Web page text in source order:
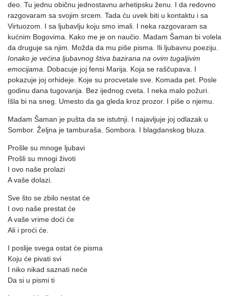
deo. Tu jednu običnu jednostavnu arhetipsku ženu. I da redovno
razgovaram sa svojim srcem. Tada ću uvek biti u kontaktu i sa
Virtuozom. I sa ljubavlju koju smo imali. I neka razgovaram sa
kućnim Bogovima. Kako me je on naučio. Madam Šaman bi volela
da druguje sa njim. Možda da mu piše pisma. Ili ljubavnu poeziju.
Ionako je većina ljubavnog štiva bazirana na ovim tugaljivim
emocijama. Dobacuje joj fensi Marija. Koja se raščupava. I
pokazuje joj orhideje. Koje su procvetale sve. Komada pet. Posle
godinu dana tugovanja. Bez ijednog cveta. I neka malo požuri.
Išla bi na sneg. Umesto da ga gleda kroz prozor. I piše o njemu.
Madam Šaman je pušta da se istutnji. I najavljuje joj odlazak u
Sombor. Željna je tamburaša. Sombora. I blagdanskog bluza.
Prošle su mnoge ljubavi
Prošli su mnogi životi
I ovo naše prolazi
A vaše dolazi.
Sve što se zbilo nestat će
I ovo naše prestat će
A vaše vrime doći će
Ali i proći će.
I poslije svega ostat će pisma
Koju će pivati svi
I niko nikad saznati neće
Da si u pismi ti